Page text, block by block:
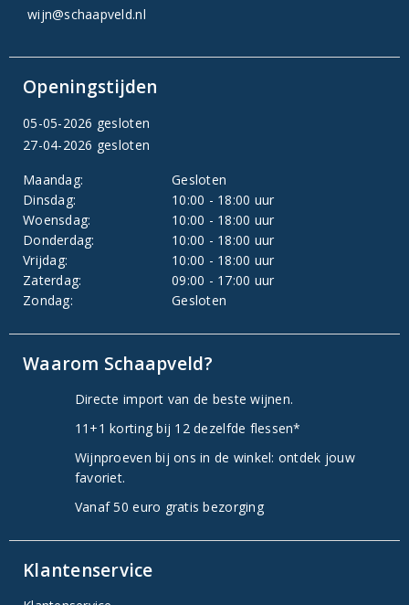
wijn@schaapveld.nl
Openingstijden
05-05-2026 gesloten
27-04-2026 gesloten
Maandag:
Gesloten
Dinsdag:
10:00 - 18:00 uur
Woensdag:
10:00 - 18:00 uur
Donderdag:
10:00 - 18:00 uur
Vrijdag:
10:00 - 18:00 uur
Zaterdag:
09:00 - 17:00 uur
Zondag:
Gesloten
Waarom Schaapveld?
Directe import van de beste wijnen.
11+1 korting bij 12 dezelfde flessen*
Wijnproeven bij ons in de winkel: ontdek jouw
favoriet.
Vanaf 50 euro gratis bezorging
Klantenservice